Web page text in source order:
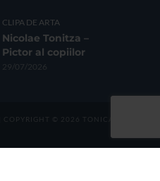
CLIPA DE ARTA
Nicolae Tonitza –
Pictor al copiilor
29/07/2026
| COPYRIGHT © 2026 TONICA GROUP